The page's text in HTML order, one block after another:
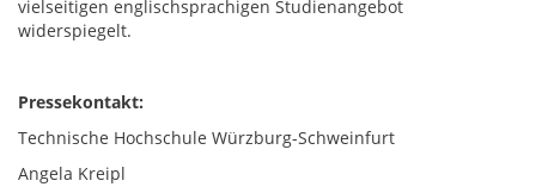
vielseitigen englischsprachigen Studienangebot
widerspiegelt.
Pressekontakt:
Technische Hochschule Würzburg-Schweinfurt
Angela Kreipl